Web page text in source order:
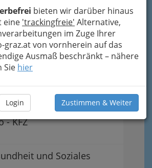
bieten wir darüber hinaus
eine 'trackingfreie' Alternative,
im Zuge Ihrer
graz.at von vornherein auf das
Ausmaß beschränkt – nähere
Sie hier
Login Zustimmen & Weiter
für (fast) alle Fälle
& Karriere Steiermark
Handwerk, Banken
- KFZ
und Soziales